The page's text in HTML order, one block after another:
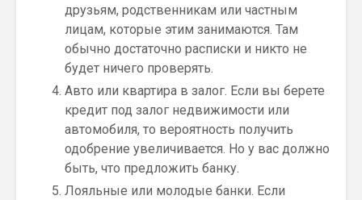
друзьям, родственникам или частным
лицам, которые этим занимаются. Там
обычно достаточно расписки и никто не
будет ничего проверять.
Авто или квартира в залог. Если вы берете
кредит под залог недвижимости или
автомобиля, то вероятность получить
одобрение увеличивается. Но у вас должно
быть, что предложить банку.
Лояльные или молодые банки. Если